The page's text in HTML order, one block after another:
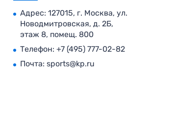
Адрес: 127015, г. Москва, ул.
Новодмитровская, д. 2Б,
этаж 8, помещ. 800
Телефон: +7 (495) 777-02-82
Почта: sports@kp.ru